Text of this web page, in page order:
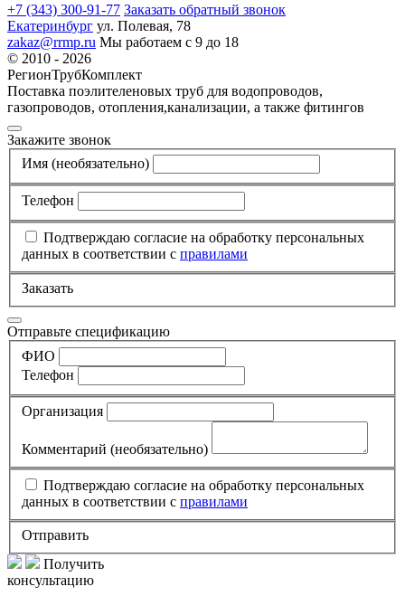
+7 (343) 300-91-77 Заказать обратный звонок
Екатеринбург ул. Полевая, 78
zakaz@rrmp.ru Мы работаем с 9 до 18
© 2010 - 2026
РегионТрубКомплект
Поставка поэлителеновых труб для водопроводов,
газопроводов, отопления,канализации, а также фитингов
Закажите звонок
Имя (необязательно)
Телефон
Подтверждаю согласие на обработку персональных
данных в соответствии с правилами
Заказать
Отправьте спецификацию
ФИО
Телефон
Организация
Комментарий (необязательно)
Подтверждаю согласие на обработку персональных
данных в соответствии с правилами
Отправить
Получить
консультацию